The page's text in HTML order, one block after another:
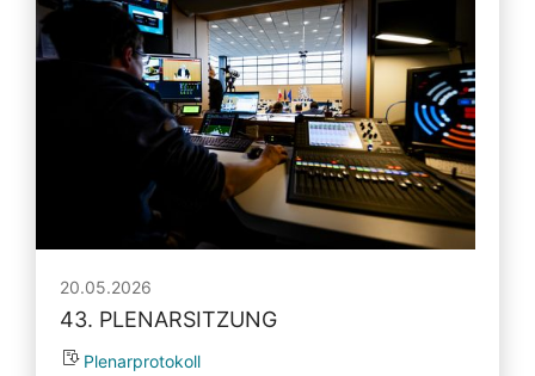
20.05.2026
43. PLENARSITZUNG
Plenarprotokoll